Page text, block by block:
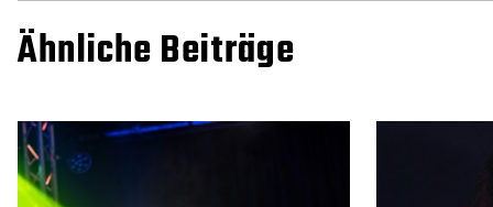
Ähnliche Beiträge